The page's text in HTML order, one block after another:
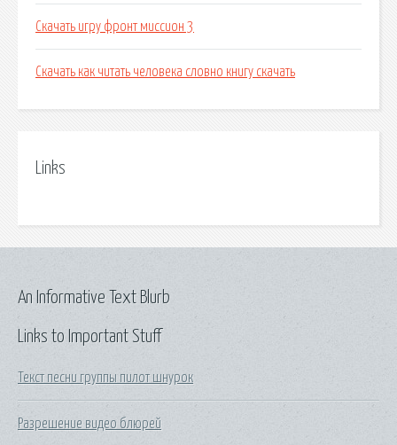
Скачать игру фронт миссион 3
Скачать как читать человека словно книгу скачать
Links
Links to Important Stuff
Текст песни группы пилот шнурок
Разрешение видео блюрей
An Informative Text Blurb